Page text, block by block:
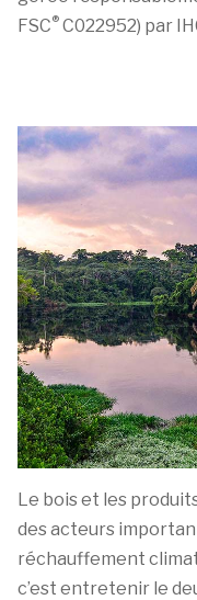
FSC® C022952) par
Le bois et les
des acteurs
réchauffement
c’est entretenir le